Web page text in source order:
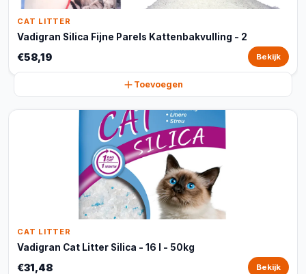
CAT LITTER
Vadigran Silica Fijne Parels Kattenbakvulling - 2
€58,19 Bekijk
Toevoegen
CAT LITTER
Vadigran Cat Litter Silica - 16 l - 50kg
€31,48 Bekijk